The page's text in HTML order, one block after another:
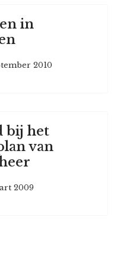
in
2010
bij het
van
2009